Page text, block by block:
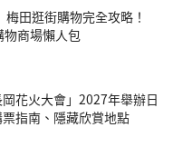
梅田逛街購物完全攻略！
物商場懶人包
花火大會」2027年舉辦日
指南、隱藏欣賞地點